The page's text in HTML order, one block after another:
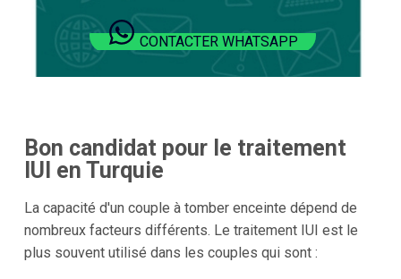
CONTACTER WHATSAPP
Bon candidat pour le traitement
IUI en Turquie
La capacité d'un couple à tomber enceinte dépend de
nombreux facteurs différents. Le traitement IUI est le
plus souvent utilisé dans les couples qui sont :